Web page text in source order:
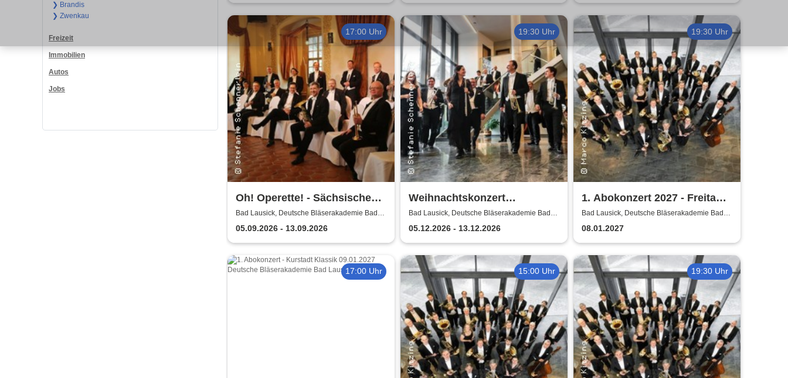
❯ Brandis
❯ Zwenkau
Freizeit
Immobilien
Autos
Jobs
17:00 Uhr
Oh! Operette! - Sächsische
Bläserphilharmonie
Bad Lausick, Deutsche Bläserakademie Bad
05.09.2026 - 13.09.2026
19:30 Uhr
Weihnachtskonzert
Adventsglühen - Sächsische
Bläserphilharmonie
Bad Lausick, Deutsche Bläserakademie Bad
05.12.2026 - 13.12.2026
19:30 Uhr
1. Abokonzert 2027 - Freitag |
Sächsische
Bläserphilharmonie
Bad Lausick, Deutsche Bläserakademie Bad
08.01.2027
17:00 Uhr 15:00 Uhr 19:30 Uhr